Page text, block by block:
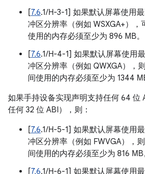
[7.6.1/H-3-1] 如果默认屏幕使用
冲区分辨率（例如 WSXGA+），
使用的内存必须至少为 896 MB。
[7.6.1/H-4-1] 如果默认屏幕使用
冲区分辨率（例如 QWXGA），
间使用的内存必须至少为 1344
如果手持设备实现声明支持任何 64 位
任何 32 位 ABI），则：
[7.6.1/H-5-1] 如果默认屏幕使用
冲区分辨率（例如 FWVGA），
间使用的内存必须至少为 816 MB
[7.6.1/H-6-1] 如果默认屏幕使用